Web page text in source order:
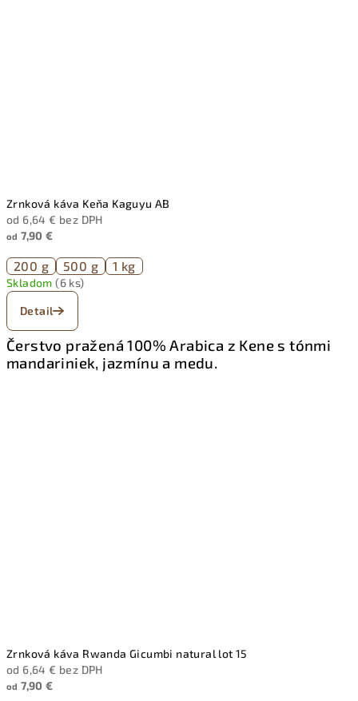
Zrnková káva Keňa Kaguyu AB
od 6,64 € bez DPH
od 7,90 €
200 g 500 g 1 kg
Skladom(6 ks)
Detail
Čerstvo pražená 100% Arabica z Kene s tónmi
mandariniek, jazmínu a medu.
Zrnková káva Rwanda Gicumbi natural lot 15
od 6,64 € bez DPH
od 7,90 €